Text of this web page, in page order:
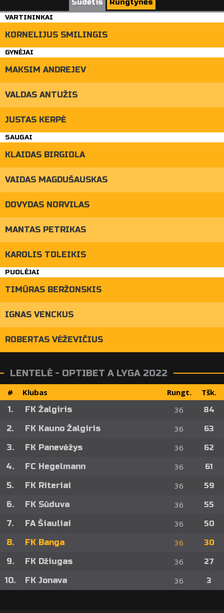
Sudėtis Rungtynės
VARTININKAI
KORNELIJUS SMILINGIS
GYNĖJAI
MAKSIM ANDREJEV
VALDAS ANTUŽIS
JUSTAS KERPĖ
SAUGAI
KLAIDAS BIRGIOLA
VAIDAS MAGDUŠAUSKAS
DOVYDAS NORVILAS
MANTAS PETRIKAS
KAROLIS TOLEIKIS
PUOLĖJAI
TIMŪRAS BERŽONSKIS
IGNAS VENCKUS
ROBERTAS VĖŽEVIČIUS
LENTELĖ - OPTIBET A LYGA 2022
# Klubas Rungt. Tšk.
1. FK Žalgiris 36 84
2. FK Kauno Žalgiris 36 63
3. FK Panevėžys 36 62
4. FC Hegelmann 36 61
5. FK Riteriai 36 59
6. FK Sūduva 36 55
7. FA Šiauliai 36 50
8. FK Banga 36 30
9. FK Džiugas 36 27
10. FK Jonava 36 3